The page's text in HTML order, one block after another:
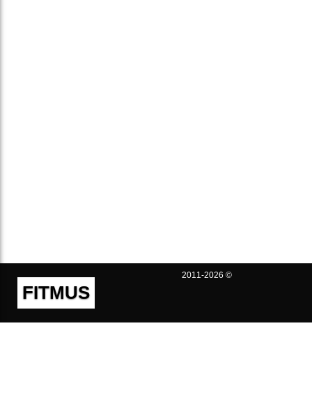
FITMUS
2011-2026 ©